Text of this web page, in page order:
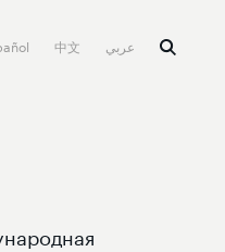
中文